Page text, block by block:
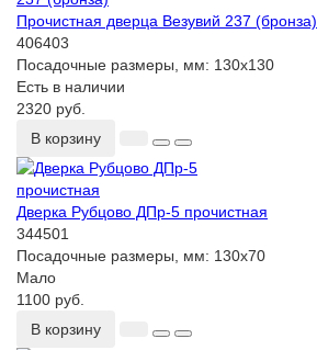
Прочистная дверца Везувий 237 (бронза)
406403
Посадочные размеры, мм: 130x130
Есть в наличии
2320 руб.
В корзину
Дверка Рубцово ДПр-5 прочистная
344501
Посадочные размеры, мм: 130х70
Мало
1100 руб.
В корзину